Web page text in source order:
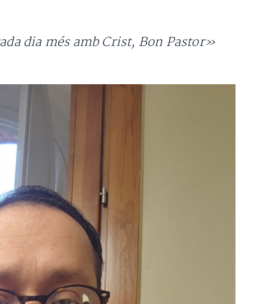
dia més amb Crist, Bon Pastor»